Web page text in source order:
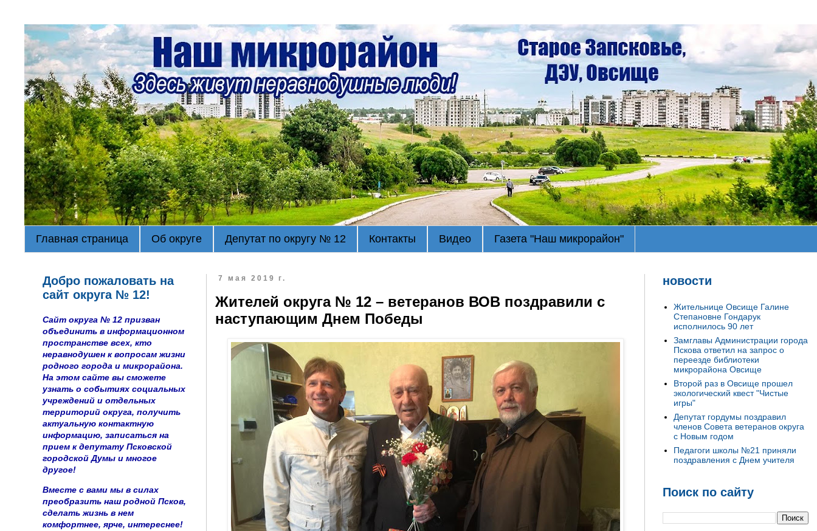
Главная страница Об округе Депутат по округу № 12 Контакты Видео Газета "Наш микрорайон"
7 мая 2019 г.
Жителей округа № 12 – ветеранов ВОВ поздравили с
наступающим Днем Победы
Добро пожаловать на
сайт округа № 12!
Сайт округа № 12 призван
объединить в информационном
пространстве всех, кто
неравнодушен к вопросам жизни
родного города и микрорайона.
На этом сайте вы сможете
узнать о событиях социальных
учреждений и отдельных
территорий округа, получить
актуальную контактную
информацию, записаться на
прием к депутату Псковской
городской Думы и многое
другое!
Вместе с вами мы в силах
преобразить наш родной Псков,
сделать жизнь в нем
комфортнее, ярче, интереснее!
новости
Жительнице Овсище Галине
Степановне Гондарук
исполнилось 90 лет
Замглавы Администрации города
Пскова ответил на запрос о
переезде библиотеки
микрорайона Овсище
Второй раз в Овсище прошел
экологический квест "Чистые
игры"
Депутат гордумы поздравил
членов Совета ветеранов округа
с Новым годом
Педагоги школы №21 приняли
поздравления с Днем учителя
Поиск по сайту